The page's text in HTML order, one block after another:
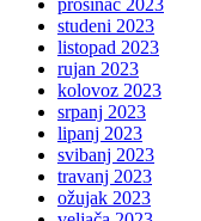
prosinac 2023
studeni 2023
listopad 2023
rujan 2023
kolovoz 2023
srpanj 2023
lipanj 2023
svibanj 2023
travanj 2023
ožujak 2023